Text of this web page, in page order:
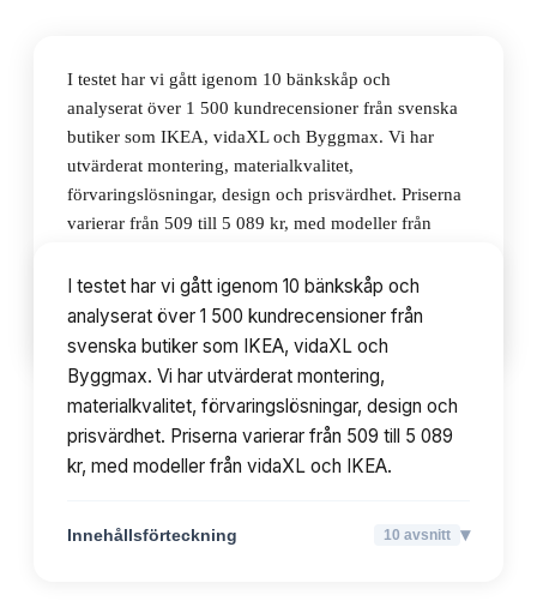
I testet har vi gått igenom 10 bänkskåp och
analyserat över 1 500 kundrecensioner från svenska
butiker som IKEA, vidaXL och Byggmax. Vi har
utvärderat montering, materialkvalitet,
förvaringslösningar, design och prisvärdhet. Priserna
varierar från 509 till 5 089 kr, med modeller från
Innehållsförteckning 10avsnitt
I testet har vi gått igenom 10 bänkskåp och
analyserat över 1 500 kundrecensioner från
svenska butiker som IKEA, vidaXL och
Byggmax. Vi har utvärderat montering,
materialkvalitet, förvaringslösningar, design och
prisvärdhet. Priserna varierar från 509 till 5 089
kr, med modeller från vidaXL och IKEA.
Innehållsförteckning 10 avsnitt ▾